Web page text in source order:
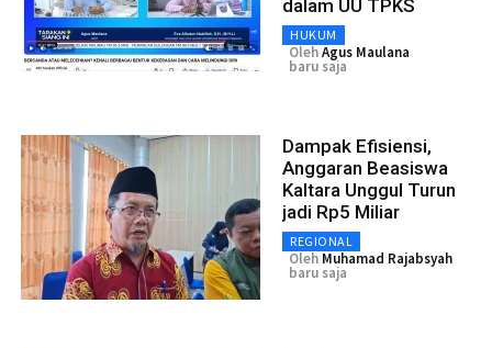
dalam UU TPKS
HUKUM
OlehAgus Maulana
baru saja
Dampak Efisiensi,
Anggaran Beasiswa
Kaltara Unggul Turun
jadi Rp5 Miliar
REGIONAL
Oleh Muhamad Rajabsyah
baru saja